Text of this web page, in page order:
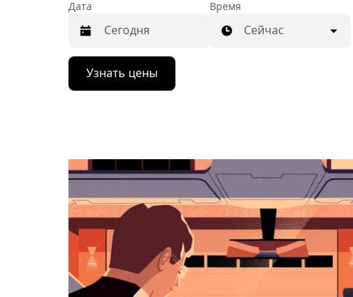
Дата
Нажмите
стрелку
вниз,
выбрать
дату.
закрыть
календарь,
нажмите
Esc.
Время
Сейчас
Узнать цены